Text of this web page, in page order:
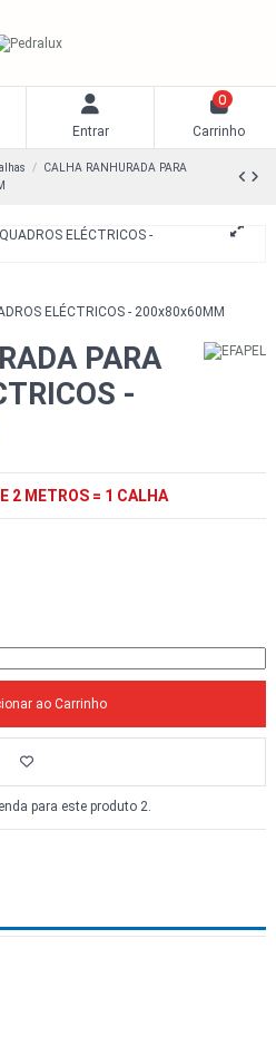
Entrar
0
Carrinho
CALHA RANHURADA PARA
PARA
-
2 METROS = 1 CALHA
ao Carrinho
para este produto 2.